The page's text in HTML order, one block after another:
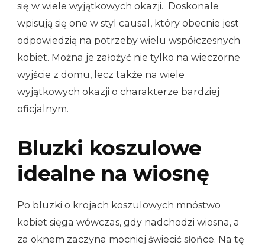
się w wiele wyjątkowych okazji. Doskonale
wpisują się one w styl causal, który obecnie jest
odpowiedzią na potrzeby wielu współczesnych
kobiet. Można je założyć nie tylko na wieczorne
wyjście z domu, lecz także na wiele
wyjątkowych okazji o charakterze bardziej
oficjalnym.
Bluzki koszulowe
idealne na wiosnę
Po bluzki o krojach koszulowych mnóstwo
kobiet sięga wówczas, gdy nadchodzi wiosna, a
za oknem zaczyna mocniej świecić słońce. Na tę